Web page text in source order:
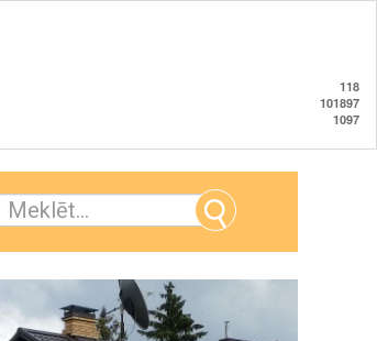
118
101897
1097